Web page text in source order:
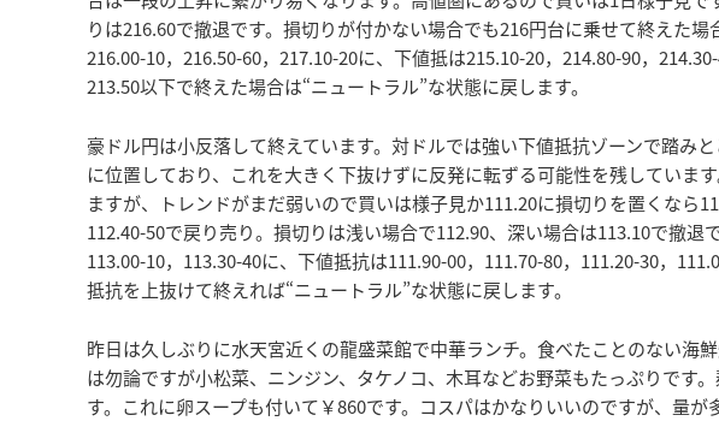
りは216.60で撤退です。損切りが付かない場合でも216円台に乗せて終えた
216.00-10，216.50-60，217.10-20に、下値抵は215.10-20，214.80-90，
213.50以下で終えた場合は“ニュートラル”な状態に戻します。
豪ドル円は小反落して終えています。対ドルでは強い下値抵抗ゾーンで踏み
に位置しており、これを大きく下抜けずに反発に転ずる可能性を残していま
ますが、トレンドがまだ弱いので買いは様子見か111.20に損切りを置くなら
112.40-50で戻り売り。損切りは浅い場合で112.90、深い場合は113.10で撤退
113.00-10，113.30-40に、下値抵抗は111.90-00，111.70-80，111.20-30，
抵抗を上抜けて終えれば“ニュートラル”な状態に戻します。
昨日は久しぶりに水天宮近くの龍盛菜館で中華ランチ。食べたことのない海
は勿論ですが小松菜、ニンジン、タケノコ、木耳などお野菜もたっぷりです
す。これに卵スープも付いて￥860です。コスパはかなりいいのですが、量